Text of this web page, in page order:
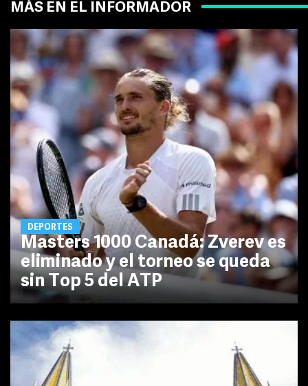
MÁS EN EL INFORMADOR
DEPORTES
Masters 1000 Canadá: Zverev es
eliminado y el torneo se queda
sin Top 5 del ATP